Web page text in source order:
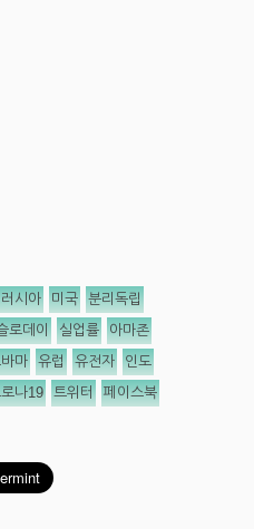
러시아 미국 분리독립
로데이 실업률 아마존
마 유럽 유전자 인도
나19 트위터 페이스북